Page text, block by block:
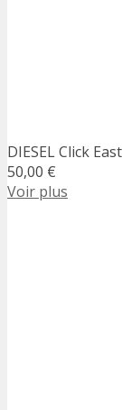
DIESEL Click
50,00 €
Voir plus